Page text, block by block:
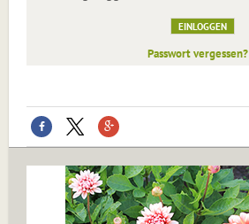
Passwort vergessen?